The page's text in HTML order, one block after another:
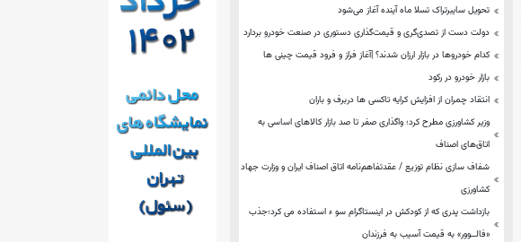
تحویل سایبرتراک تسلا ماه آینده آغاز می‌شود
دولت دست از تصدی‌گری و قیمت‌گذاری دستوری در صنعت خودرو بردارد
کدام خودروها در بازار ارزان شدند؟ |آغاز فراز و فرود قیمت چینی ها
بازار خودرو در رکود
انتقاد چمران از افزایش کرایه‌ تاکسی‌ ها دربرف و باران
وزیر کشاورزی مطرح کرد؛ واگذاری صفر تا صد بازار کالاهای اساسی به
اتاق‌های اصناف
شفاف سازی نظام توزیع / عقدتفاهم‌نامه اتاق اصناف ایران و وزارت جهاد
کشاورزی
بازداشت پدری که از کودکش در اینستاگرام سو ء استفاده می کرد؛جذب
«فالــوور» به قیمت آسیب به فرزندان